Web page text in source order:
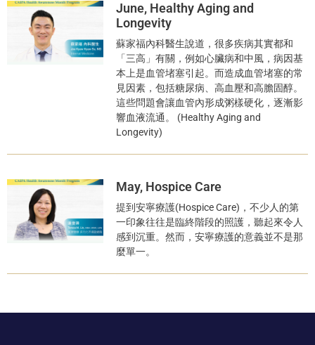
June, Healthy Aging and
Longevity
蘇家福內科醫生說道，很多疾病其實都和
「三高」有關，例如心臟病和中風，病因基
本上是血管堵塞引起。而造成血管堵塞的常
見因素，包括糖尿病、高血壓和高膽固醇。
這些問題會讓血管內形成粥樣硬化，逐漸影
響血液流通。 (Healthy Aging and
Longevity)
May, Hospice Care
提到安寧療護(Hospice Care)，不少人的第
一印象往往是臨終階段的照護，聽起來令人
感到沉重。然而，安寧療護的意義並不是那
麼單一。